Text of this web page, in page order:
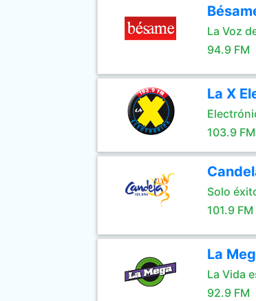
La Voz
94.9 FM
La X
103.9 FM
Solo
101.9 FM
La
La Vida
92.9 FM